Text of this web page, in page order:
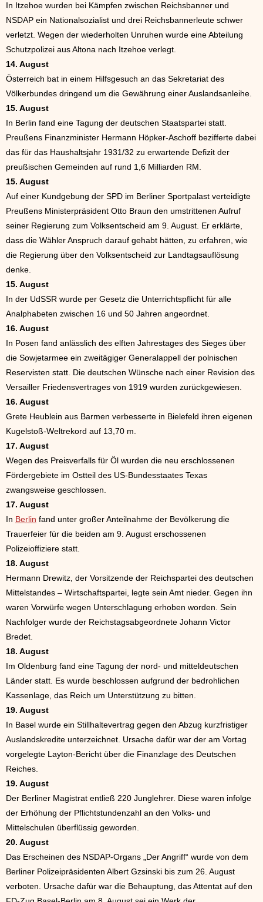
In Itzehoe wurden bei Kämpfen zwischen Reichsbanner und
NSDAP ein Nationalsozialist und drei Reichsbannerleute schwer
verletzt. Wegen der wiederholten Unruhen wurde eine Abteilung
Schutzpolizei aus Altona nach Itzehoe verlegt.
14. August
Österreich bat in einem Hilfsgesuch an das Sekretariat des
Völkerbundes dringend um die Gewährung einer Auslandsanleihe.
15. August
In Berlin fand eine Tagung der deutschen Staatspartei statt.
Preußens Finanzminister Hermann Höpker-Aschoff bezifferte dabei
das für das Haushaltsjahr 1931/32 zu erwartende Defizit der
preußischen Gemeinden auf rund 1,6 Milliarden RM.
15. August
Auf einer Kundgebung der SPD im Berliner Sportpalast verteidigte
Preußens Ministerpräsident Otto Braun den umstrittenen Aufruf
seiner Regierung zum Volksentscheid am 9. August. Er erklärte,
dass die Wähler Anspruch darauf gehabt hätten, zu erfahren, wie
die Regierung über den Volksentscheid zur Landtagsauflösung
denke.
15. August
In der UdSSR wurde per Gesetz die Unterrichtspflicht für alle
Analphabeten zwischen 16 und 50 Jahren angeordnet.
16. August
In Posen fand anlässlich des elften Jahrestages des Sieges über
die Sowjetarmee ein zweitägiger Generalappell der polnischen
Reservisten statt. Die deutschen Wünsche nach einer Revision des
Versailler Friedensvertrages von 1919 wurden zurückgewiesen.
16. August
Grete Heublein aus Barmen verbesserte in Bielefeld ihren eigenen
Kugelstoß-Weltrekord auf 13,70 m.
17. August
Wegen des Preisverfalls für Öl wurden die neu erschlossenen
Fördergebiete im Ostteil des US-Bundesstaates Texas
zwangsweise geschlossen.
17. August
In Berlin fand unter großer Anteilnahme der Bevölkerung die
Trauerfeier für die beiden am 9. August erschossenen
Polizeioffiziere statt.
18. August
Hermann Drewitz, der Vorsitzende der Reichspartei des deutschen
Mittelstandes – Wirtschaftspartei, legte sein Amt nieder. Gegen ihn
waren Vorwürfe wegen Unterschlagung erhoben worden. Sein
Nachfolger wurde der Reichstagsabgeordnete Johann Victor
Bredet.
18. August
Im Oldenburg fand eine Tagung der nord- und mitteldeutschen
Länder statt. Es wurde beschlossen aufgrund der bedrohlichen
Kassenlage, das Reich um Unterstützung zu bitten.
19. August
In Basel wurde ein Stillhaltevertrag gegen den Abzug kurzfristiger
Auslandskredite unterzeichnet. Ursache dafür war der am Vortag
vorgelegte Layton-Bericht über die Finanzlage des Deutschen
Reiches.
19. August
Der Berliner Magistrat entließ 220 Junglehrer. Diese waren infolge
der Erhöhung der Pflichtstundenzahl an den Volks- und
Mittelschulen überflüssig geworden.
20. August
Das Erscheinen des NSDAP-Organs „Der Angriff“ wurde von dem
Berliner Polizeipräsidenten Albert Gzsinski bis zum 26. August
verboten. Ursache dafür war die Behauptung, das Attentat auf den